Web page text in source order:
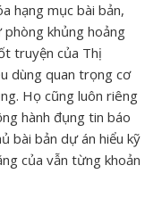
hạng mục bài bản,
phòng khủng hoảng
truyện của Thị
dùng quan trọng cơ
Họ cũng luôn riêng
hành đụng tin báo
bài bản dự án hiểu kỹ
của vẫn từng khoản